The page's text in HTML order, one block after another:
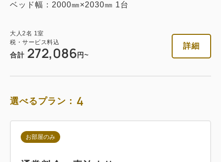
199,668円
名1室
210,178
残り1 室
朝食付き
ベッド幅：2000㎜×2030㎜ 1台
大人2名 1室
税・サービス料込
合計 272,086 円~
詳細
選べるプラン： 4
お部屋のみ